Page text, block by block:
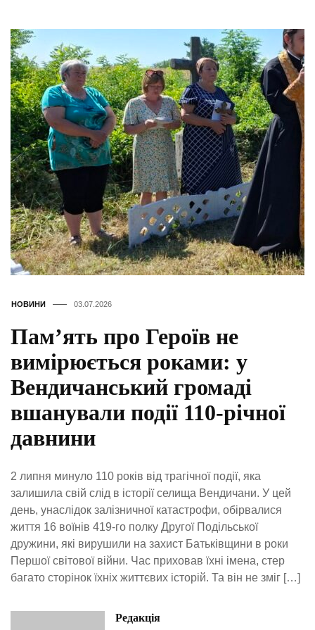
НОВИНИ 03.07.2026
Пам’ять про Героїв не
вимірюється роками: у
Вендичанський громаді
вшанували події 110-річної
давнини
2 липня минуло 110 років від трагічної події, яка
залишила свій слід в історії селища Вендичани. У цей
день, унаслідок залізничної катастрофи, обірвалися
життя 16 воїнів 419-го полку Другої Подільської
дружини, які вирушили на захист Батьківщини в роки
Першої світової війни. Час приховав їхні імена, стер
багато сторінок їхніх життєвих історій. Та він не зміг […]
Редакція